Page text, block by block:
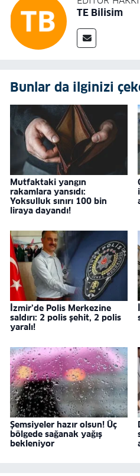
TE Bilisim
Bunlar da ilginizi
Mutfaktaki yangın
rakamlara yansıdı:
Yoksulluk sınırı 100 bin
liraya dayandı!
İzmir’de Polis Merkezine
saldırı: 2 polis şehit, 2 polis
yaralı!
Şemsiyeler hazır olsun! Üç
bölgede sağanak yağış
bekleniyor